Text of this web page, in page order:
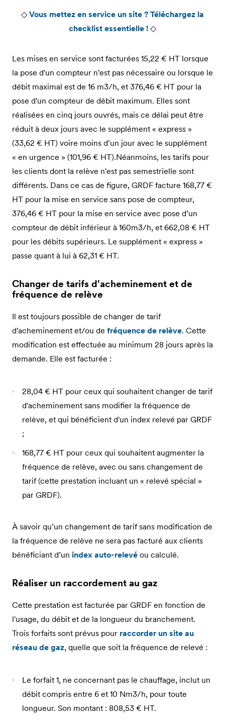
◇ Vous mettez en service un site ? Téléchargez la
checklist essentielle ! ◇
Les mises en service sont facturées 15,22 € HT lorsque
la pose d'un compteur n'est pas nécessaire ou lorsque le
débit maximal est de 16 m3/h, et 376,46 € HT pour la
pose d'un compteur de débit maximum. Elles sont
réalisées en cinq jours ouvrés, mais ce délai peut être
réduit à deux jours avec le supplément « express »
(33,62 € HT) voire moins d’un jour avec le supplément
« en urgence » (101,96 € HT).Néanmoins, les tarifs pour
les clients dont la relève n'est pas semestrielle sont
différents. Dans ce cas de figure, GRDF facture 168,77 €
HT pour la mise en service sans pose de compteur,
376,46 € HT pour la mise en service avec pose d’un
compteur de débit inférieur à 160m3/h, et 662,08 € HT
pour les débits supérieurs. Le supplément « express »
passe quant à lui à 62,31 € HT.
Changer de tarifs d'acheminement et de
fréquence de relève
Il est toujours possible de changer de tarif
d'acheminement et/ou de fréquence de relève. Cette
modification est effectuée au minimum 28 jours après la
demande. Elle est facturée :
28,04 € HT pour ceux qui souhaitent changer de tarif
d'acheminement sans modifier la fréquence de
relève, et qui bénéficient d'un index relevé par GRDF
;
168,77 € HT pour ceux qui souhaitent augmenter la
fréquence de relève, avec ou sans changement de
tarif (cette prestation incluant un « relevé spécial »
par GRDF).
À savoir qu’un changement de tarif sans modification de
la fréquence de relève ne sera pas facturé aux clients
bénéficiant d’un index auto-relevé ou calculé.
Réaliser un raccordement au gaz
Cette prestation est facturée par GRDF en fonction de
l'usage, du débit et de la longueur du branchement.
Trois forfaits sont prévus pour raccorder un site au
réseau de gaz, quelle que soit la fréquence de relevé :
Le forfait 1, ne concernant pas le chauffage, inclut un
débit compris entre 6 et 10 Nm3/h, pour toute
longueur. Son montant : 808,53 € HT.